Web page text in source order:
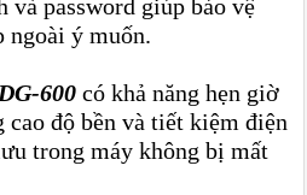
và password giúp bảo vệ
ngoài ý muốn.
600 có khả năng hẹn giờ
độ bền và tiết kiệm điện
trong máy không bị mất